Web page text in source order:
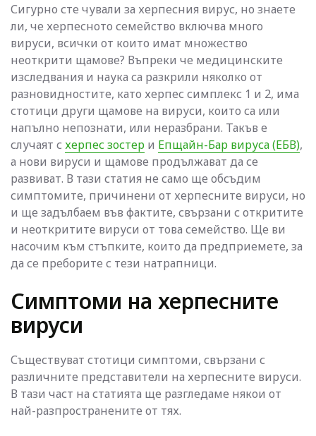
Сигурно сте чували за херпесния вирус, но знаете
ли, че херпесното семейство включва много
вируси, всички от които имат множество
неоткрити щамове? Въпреки че медицинските
изследвания и наука са разкрили няколко от
разновидностите, като херпес симплекс 1 и 2, има
стотици други щамове на вируси, които са или
напълно непознати, или неразбрани. Такъв е
случаят с херпес зостер и Епщайн-Бар вируса (ЕБВ),
а нови вируси и щамове продължават да се
развиват. В тази статия не само ще обсъдим
симптомите, причинени от херпесните вируси, но
и ще задълбаем във фактите, свързани с откритите
и неоткритите вируси от това семейство. Ще ви
насочим към стъпките, които да предприемете, за
да се преборите с тези натрапници.
Симптоми на херпесните
вируси
Съществуват стотици симптоми, свързани с
различните представители на херпесните вируси.
В тази част на статията ще разгледаме някои от
най-разпространените от тях.